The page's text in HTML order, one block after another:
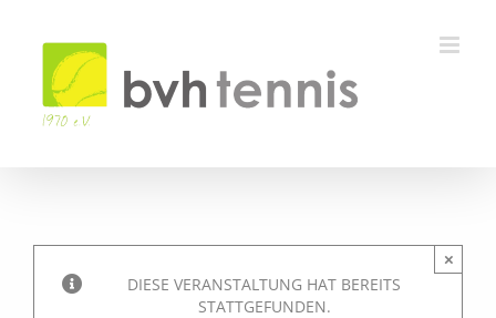
springen
DIESE VERANSTALTUNG HAT BEREITS
STATTGEFUNDEN.
×